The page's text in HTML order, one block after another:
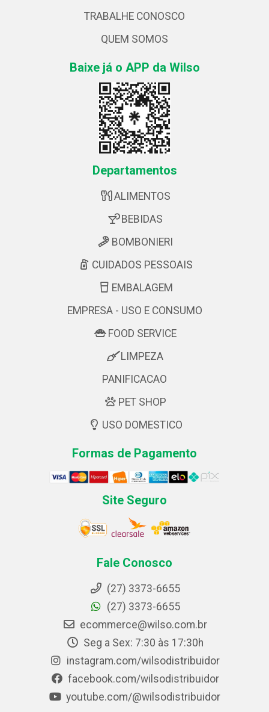
TRABALHE CONOSCO
QUEM SOMOS
Baixe já o APP da Wilso
Departamentos
ALIMENTOS
BEBIDAS
BOMBONIERI
CUIDADOS PESSOAIS
EMBALAGEM
EMPRESA - USO E CONSUMO
FOOD SERVICE
LIMPEZA
PANIFICACAO
PET SHOP
USO DOMESTICO
Formas de Pagamento
Site Seguro
Fale Conosco
(27) 3373-6655
(27) 3373-6655
ecommerce@wilso.com.br
Seg a Sex: 7:30 às 17:30h
instagram.com/wilsodistribuidor
facebook.com/wilsodistribuidor
youtube.com/@wilsodistribuidor